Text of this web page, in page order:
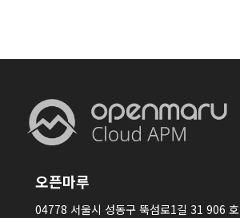
오픈마루
04778 서울시 성동구 뚝섬로1길 31 906 호